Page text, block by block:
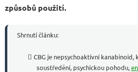
způsobů použití.
Shrnutí článku:
CBG je nepsychoaktivní
soustředění, psychickou pohodu,